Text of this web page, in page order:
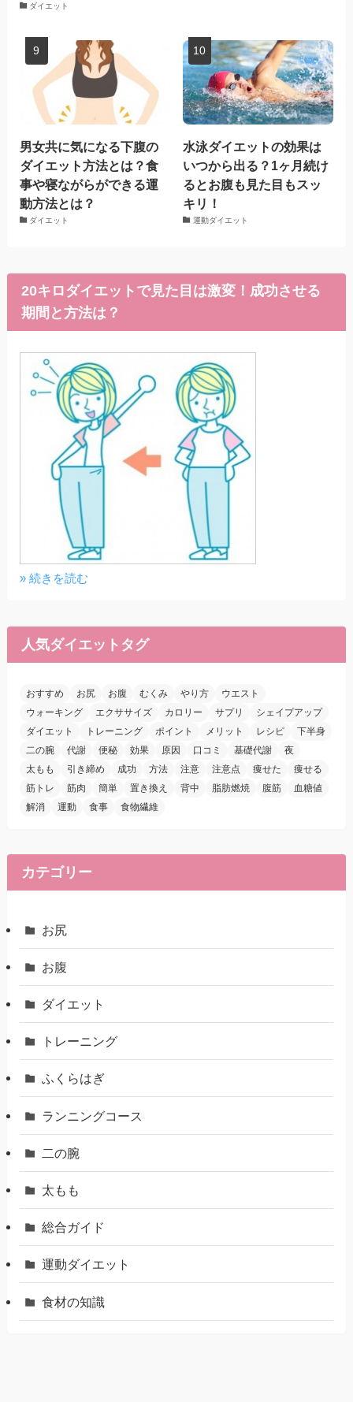
ダイエット
男女共に気になる下腹の
ダイエット方法とは？食
事や寝ながらができる運
動方法とは？
ダイエット
水泳ダイエットの効果は
いつから出る？1ヶ月続け
るとお腹も見た目もスッ
キリ！
運動ダイエット
20キロダイエットで見た目は激変！成功させる
期間と方法は？
» 続きを読む
人気ダイエットタグ
おすすめ お尻 お腹 むくみ やり方
ウエスト
ウォーキング
エクササイズ カロリー サプリ
シェイプアップ
ダイエット
トレーニング ポイント メリット レシピ
下半身
二の腕
代謝 便秘 効果 原因 口コミ 基礎代謝
夜
太もも
引き締め 成功 方法 注意 注意点 痩せた
痩せる
筋トレ
筋肉 簡単 置き換え 背中 脂肪燃焼 腹筋
血糖値
解消
運動 食事 食物繊維
カテゴリー
お尻
お腹
ダイエット
トレーニング
ふくらはぎ
ランニングコース
二の腕
太もも
総合ガイド
運動ダイエット
食材の知識